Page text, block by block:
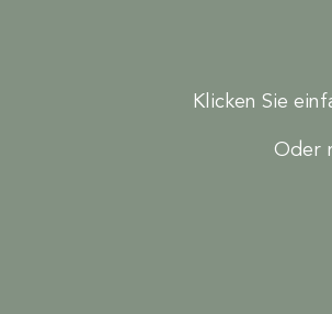
Klicken Sie
Oder